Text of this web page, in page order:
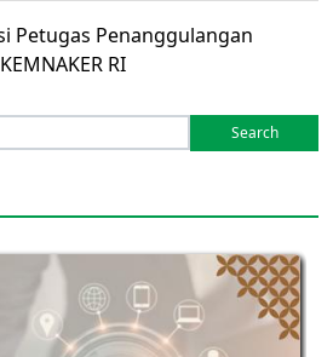
Petugas Penanggulangan
RI